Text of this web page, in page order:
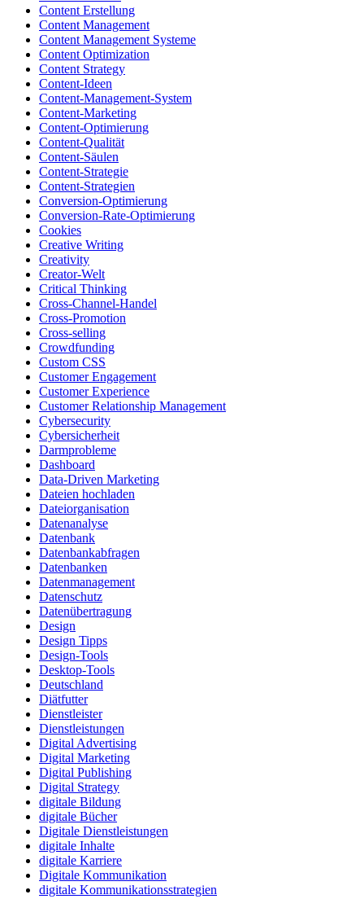
Content Erstellung
Content Management
Content Management Systeme
Content Optimization
Content Strategy
Content-Ideen
Content-Management-System
Content-Marketing
Content-Optimierung
Content-Qualität
Content-Säulen
Content-Strategie
Content-Strategien
Conversion-Optimierung
Conversion-Rate-Optimierung
Cookies
Creative Writing
Creativity
Creator-Welt
Critical Thinking
Cross-Channel-Handel
Cross-Promotion
Cross-selling
Crowdfunding
Custom CSS
Customer Engagement
Customer Experience
Customer Relationship Management
Cybersecurity
Cybersicherheit
Darmprobleme
Dashboard
Data-Driven Marketing
Dateien hochladen
Dateiorganisation
Datenanalyse
Datenbank
Datenbankabfragen
Datenbanken
Datenmanagement
Datenschutz
Datenübertragung
Design
Design Tipps
Design-Tools
Desktop-Tools
Deutschland
Diätfutter
Dienstleister
Dienstleistungen
Digital Advertising
Digital Marketing
Digital Publishing
Digital Strategy
digitale Bildung
digitale Bücher
Digitale Dienstleistungen
digitale Inhalte
digitale Karriere
Digitale Kommunikation
digitale Kommunikationsstrategien